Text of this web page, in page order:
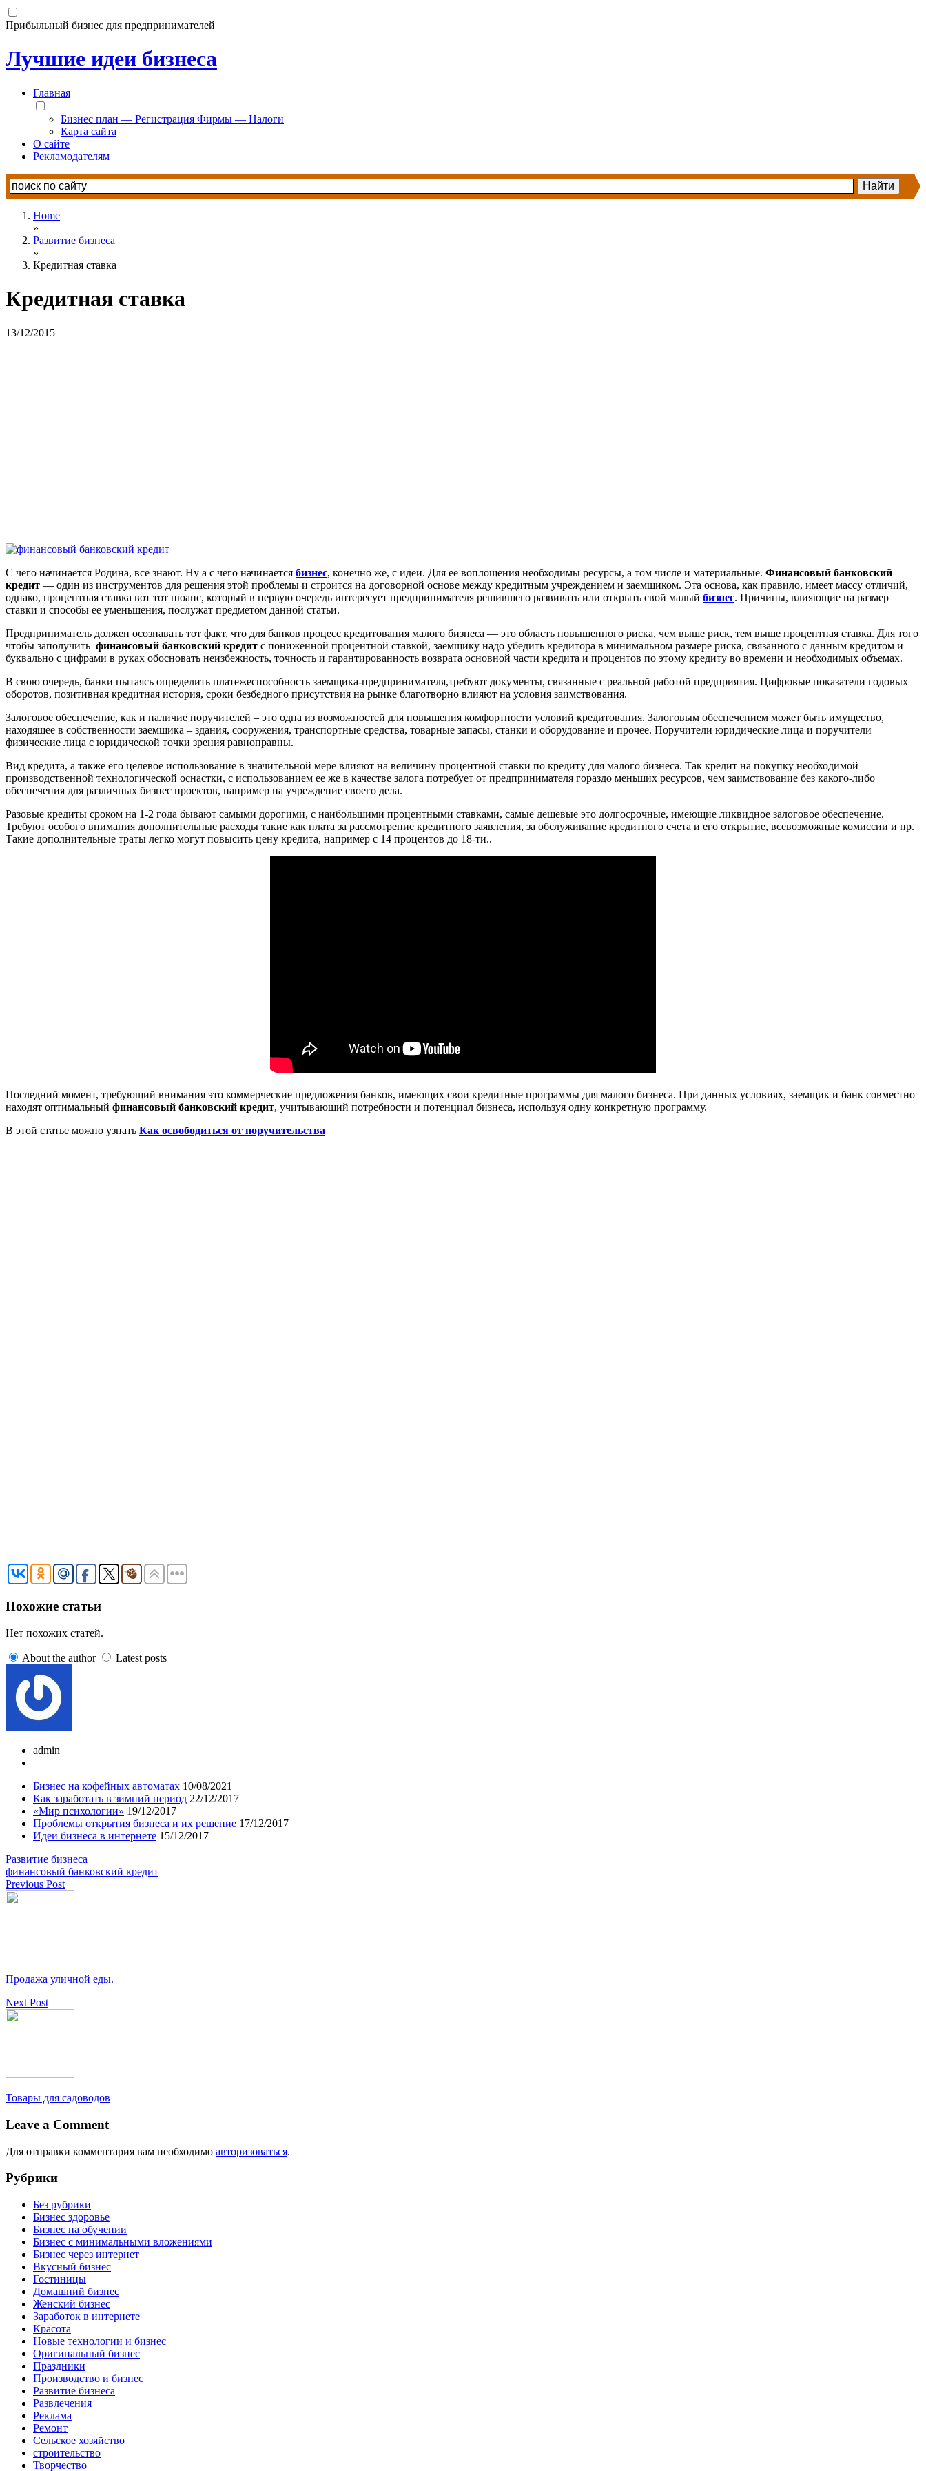
Прибыльный бизнес для предпринимателей
Лучшие идеи бизнеса
Главная
Бизнес план — Регистрация Фирмы — Налоги
Карта сайта
О сайте
Рекламодателям
Home
»
Развитие бизнеса
»
Кредитная ставка
Кредитная ставка
13/12/2015
С чего начинается Родина, все знают. Ну а с чего начинается бизнес, конечно же, с идеи. Для ее воплощения необходимы ресурсы, а том числе и материальные. Финансовый банковский
кредит — один из инструментов для решения этой проблемы и строится на договорной основе между кредитным учреждением и заемщиком. Эта основа, как правило, имеет массу отличий,
однако, процентная ставка вот тот нюанс, который в первую очередь интересует предпринимателя решившего развивать или открыть свой малый бизнес. Причины, влияющие на размер
ставки и способы ее уменьшения, послужат предметом данной статьи.
Предприниматель должен осознавать тот факт, что для банков процесс кредитования малого бизнеса — это область повышенного риска, чем выше риск, тем выше процентная ставка. Для того
чтобы заполучить финансовый банковский кредит с пониженной процентной ставкой, заемщику надо убедить кредитора в минимальном размере риска, связанного с данным кредитом и
буквально с цифрами в руках обосновать неизбежность, точность и гарантированность возврата основной части кредита и процентов по этому кредиту во времени и необходимых объемах.
В свою очередь, банки пытаясь определить платежеспособность заемщика-предпринимателя,требуют документы, связанные с реальной работой предприятия. Цифровые показатели годовых
оборотов, позитивная кредитная история, сроки безбедного присутствия на рынке благотворно влияют на условия заимствования.
Залоговое обеспечение, как и наличие поручителей – это одна из возможностей для повышения комфортности условий кредитования. Залоговым обеспечением может быть имущество,
находящее в собственности заемщика – здания, сооружения, транспортные средства, товарные запасы, станки и оборудование и прочее. Поручители юридические лица и поручители
физические лица с юридической точки зрения равноправны.
Вид кредита, а также его целевое использование в значительной мере влияют на величину процентной ставки по кредиту для малого бизнеса. Так кредит на покупку необходимой
производственной технологической оснастки, с использованием ее же в качестве залога потребует от предпринимателя гораздо меньших ресурсов, чем заимствование без какого-либо
обеспечения для различных бизнес проектов, например на учреждение своего дела.
Разовые кредиты сроком на 1-2 года бывают самыми дорогими, с наибольшими процентными ставками, самые дешевые это долгосрочные, имеющие ликвидное залоговое обеспечение.
Требуют особого внимания дополнительные расходы такие как плата за рассмотрение кредитного заявления, за обслуживание кредитного счета и его открытие, всевозможные комиссии и пр.
Такие дополнительные траты легко могут повысить цену кредита, например с 14 процентов до 18-ти..
Последний момент, требующий внимания это коммерческие предложения банков, имеющих свои кредитные программы для малого бизнеса. При данных условиях, заемщик и банк совместно
находят оптимальный финансовый банковский кредит, учитывающий потребности и потенциал бизнеса, используя одну конкретную программу.
В этой статье можно узнать Как освободиться от поручительства
Похожие статьи
Нет похожих статей.
About the author Latest posts
admin
Бизнес на кофейных автоматах 10/08/2021
Как заработать в зимний период 22/12/2017
«Мир психологии» 19/12/2017
Проблемы открытия бизнеса и их решение 17/12/2017
Идеи бизнеса в интернете 15/12/2017
Развитие бизнеса
финансовый банковский кредит
Previous Post
Продажа уличной еды.
Next Post
Товары для садоводов
Leave a Comment
Для отправки комментария вам необходимо авторизоваться.
Рубрики
Без рубрики
Бизнес здоровье
Бизнес на обучении
Бизнес с минимальными вложениями
Бизнес через интернет
Вкусный бизнес
Гостиницы
Домашний бизнес
Женский бизнес
Заработок в интернете
Красота
Новые технологии и бизнес
Оригинальный бизнес
Праздники
Производство и бизнес
Развитие бизнеса
Развлечения
Реклама
Ремонт
Сельское хозяйство
строительство
Творчество